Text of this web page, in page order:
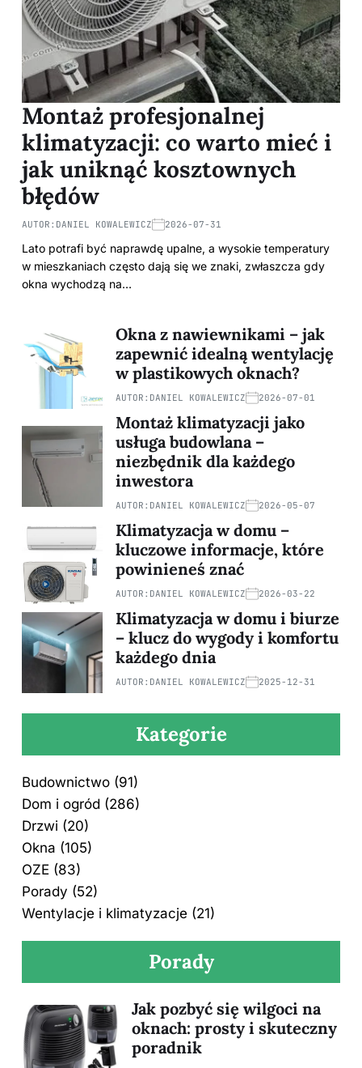
Montaż profesjonalnej
klimatyzacji: co warto mieć i
jak uniknąć kosztownych
błędów
AUTOR: DANIEL KOWALEWICZ 2026-07-31
Lato potrafi być naprawdę upalne, a wysokie temperatury
w mieszkaniach często dają się we znaki, zwłaszcza gdy
okna wychodzą na…
Okna z nawiewnikami – jak
zapewnić idealną wentylację
w plastikowych oknach?
AUTOR: DANIEL KOWALEWICZ 2026-07-01
Montaż klimatyzacji jako
usługa budowlana –
niezbędnik dla każdego
inwestora
AUTOR: DANIEL KOWALEWICZ 2026-05-07
Klimatyzacja w domu –
kluczowe informacje, które
powinieneś znać
AUTOR: DANIEL KOWALEWICZ 2026-03-22
Klimatyzacja w domu i biurze
– klucz do wygody i komfortu
każdego dnia
AUTOR: DANIEL KOWALEWICZ 2025-12-31
Kategorie
Budownictwo (91)
Dom i ogród (286)
Drzwi (20)
Okna (105)
OZE (83)
Porady (52)
Wentylacje i klimatyzacje (21)
Porady
Jak pozbyć się wilgoci na
oknach: prosty i skuteczny
poradnik